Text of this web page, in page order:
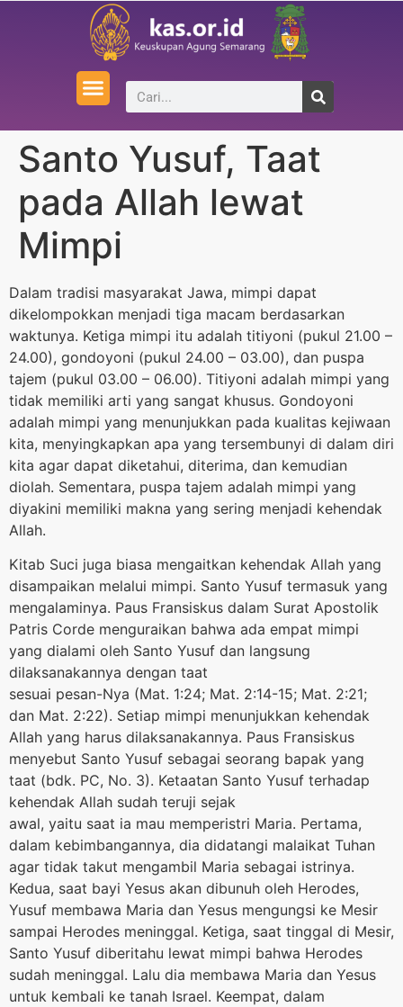
Santo Yusuf, Taat
pada Allah lewat
Mimpi
Dalam tradisi masyarakat Jawa, mimpi dapat
dikelompokkan menjadi tiga macam berdasarkan
waktunya. Ketiga mimpi itu adalah titiyoni (pukul 21.00 –
24.00), gondoyoni (pukul 24.00 – 03.00), dan puspa
tajem (pukul 03.00 – 06.00). Titiyoni adalah mimpi yang
tidak memiliki arti yang sangat khusus. Gondoyoni
adalah mimpi yang menunjukkan pada kualitas kejiwaan
kita, menyingkapkan apa yang tersembunyi di dalam diri
kita agar dapat diketahui, diterima, dan kemudian
diolah. Sementara, puspa tajem adalah mimpi yang
diyakini memiliki makna yang sering menjadi kehendak
Allah.
Kitab Suci juga biasa mengaitkan kehendak Allah yang
disampaikan melalui mimpi. Santo Yusuf termasuk yang
mengalaminya. Paus Fransiskus dalam Surat Apostolik
Patris Corde menguraikan bahwa ada empat mimpi
yang dialami oleh Santo Yusuf dan langsung
dilaksanakannya dengan taat
sesuai pesan-Nya (Mat. 1:24; Mat. 2:14-15; Mat. 2:21;
dan Mat. 2:22). Setiap mimpi menunjukkan kehendak
Allah yang harus dilaksanakannya. Paus Fransiskus
menyebut Santo Yusuf sebagai seorang bapak yang
taat (bdk. PC, No. 3). Ketaatan Santo Yusuf terhadap
kehendak Allah sudah teruji sejak
awal, yaitu saat ia mau memperistri Maria. Pertama,
dalam kebimbangannya, dia didatangi malaikat Tuhan
agar tidak takut mengambil Maria sebagai istrinya.
Kedua, saat bayi Yesus akan dibunuh oleh Herodes,
Yusuf membawa Maria dan Yesus mengungsi ke Mesir
sampai Herodes meninggal. Ketiga, saat tinggal di Mesir,
Santo Yusuf diberitahu lewat mimpi bahwa Herodes
sudah meninggal. Lalu dia membawa Maria dan Yesus
untuk kembali ke tanah Israel. Keempat, dalam